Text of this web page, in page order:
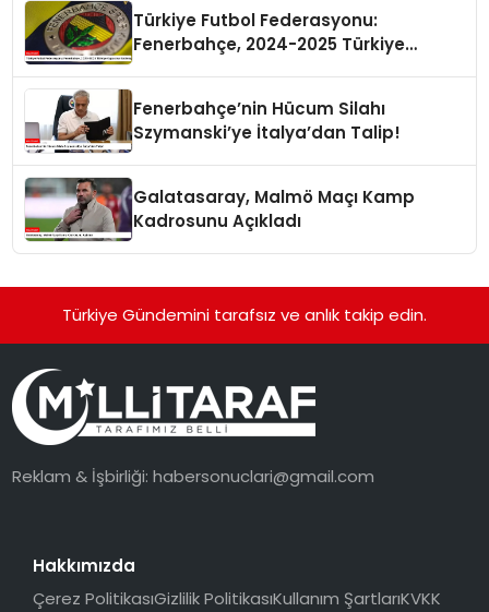
Türkiye Futbol Federasyonu:
Fenerbahçe, 2024-2025 Türkiye
Fenerbahçe’nin Hücum Silahı
Szymanski’ye İtalya’dan Talip!
Galatasaray, Malmö Maçı Kamp
Kadrosunu Açıkladı
Türkiye Gündemini tarafsız ve anlık takip edin.
Reklam & İşbirliği:habersonuclari@gmail.com
Hakkımızda
Çerez PolitikasıGizlilik PolitikasıKullanım ŞartlarıKVKK